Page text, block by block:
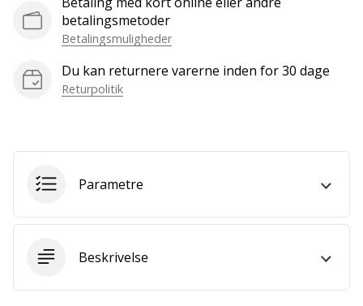
den
samme
som
os?
løbe
sammen.
artikler
betalingsmetoder
Betalingsmuligheder
Du kan returnere varerne inden for 30 dage
Returpolitik
Parametre
Beskrivelse